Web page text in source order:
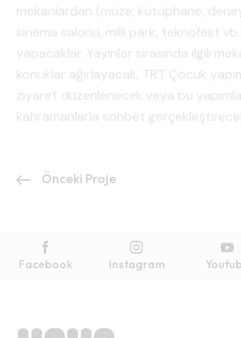
mekanlardan (müze, kütüphane,
sinema salonu, milli park, teknofest
yapacaklar. Yayınlar sırasında ilgili
konuklar ağırlayacak, TRT Çocuk
ziyaret düzenlenecek veya bu
kahramanlarla sohbet
Önceki Proje
Facebook Instagram